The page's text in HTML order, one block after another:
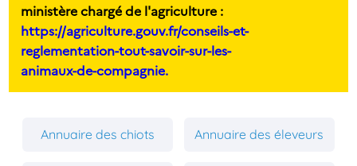
ministère chargé de l'agriculture :
https://agriculture.gouv.fr/conseils-et-
reglementation-tout-savoir-sur-les-
animaux-de-compagnie.
Annuaire des chiots Annuaire des éleveurs